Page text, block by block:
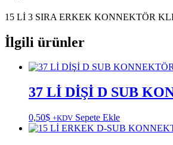
15 Lİ 3 SIRA ERKEK KONNEKTÖR
İlgili ürünler
37 Lİ DİŞİ D SUB
0,50$ +KDV Sepete Ekle